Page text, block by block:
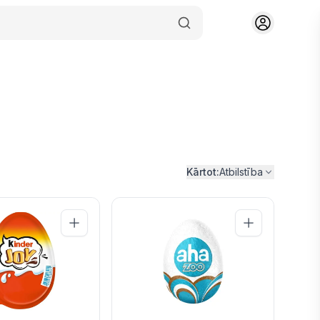
Kārtot:Atbilstība